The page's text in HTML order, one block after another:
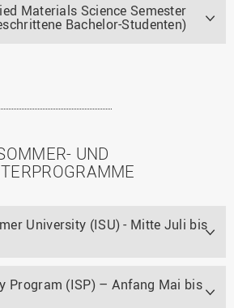
Materials Science Semester
Bachelor-Studenten)
UND
University (ISU) - Mitte Juli bis
Program (ISP) – Anfang Mai bis